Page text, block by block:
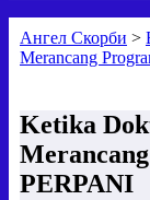
Ангел Скорби >
Merancang
Ketika
PERPANI